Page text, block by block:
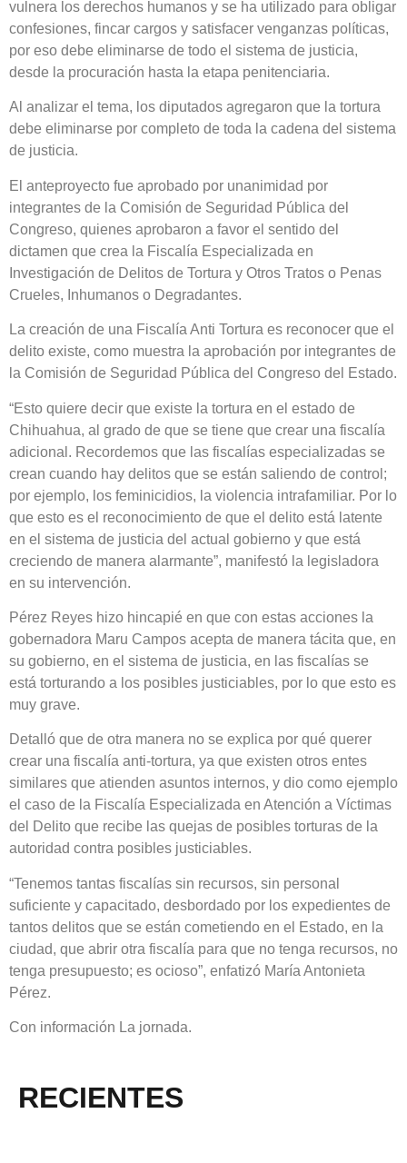
vulnera los derechos humanos y se ha utilizado para obligar
confesiones, fincar cargos y satisfacer venganzas políticas,
por eso debe eliminarse de todo el sistema de justicia,
desde la procuración hasta la etapa penitenciaria.
Al analizar el tema, los diputados agregaron que la tortura
debe eliminarse por completo de toda la cadena del sistema
de justicia.
El anteproyecto fue aprobado por unanimidad por
integrantes de la Comisión de Seguridad Pública del
Congreso, quienes aprobaron a favor el sentido del
dictamen que crea la Fiscalía Especializada en
Investigación de Delitos de Tortura y Otros Tratos o Penas
Crueles, Inhumanos o Degradantes.
La creación de una Fiscalía Anti Tortura es reconocer que el
delito existe, como muestra la aprobación por integrantes de
la Comisión de Seguridad Pública del Congreso del Estado.
“Esto quiere decir que existe la tortura en el estado de
Chihuahua, al grado de que se tiene que crear una fiscalía
adicional. Recordemos que las fiscalías especializadas se
crean cuando hay delitos que se están saliendo de control;
por ejemplo, los feminicidios, la violencia intrafamiliar. Por lo
que esto es el reconocimiento de que el delito está latente
en el sistema de justicia del actual gobierno y que está
creciendo de manera alarmante”, manifestó la legisladora
en su intervención.
Pérez Reyes hizo hincapié en que con estas acciones la
gobernadora Maru Campos acepta de manera tácita que, en
su gobierno, en el sistema de justicia, en las fiscalías se
está torturando a los posibles justiciables, por lo que esto es
muy grave.
Detalló que de otra manera no se explica por qué querer
crear una fiscalía anti-tortura, ya que existen otros entes
similares que atienden asuntos internos, y dio como ejemplo
el caso de la Fiscalía Especializada en Atención a Víctimas
del Delito que recibe las quejas de posibles torturas de la
autoridad contra posibles justiciables.
“Tenemos tantas fiscalías sin recursos, sin personal
suficiente y capacitado, desbordado por los expedientes de
tantos delitos que se están cometiendo en el Estado, en la
ciudad, que abrir otra fiscalía para que no tenga recursos, no
tenga presupuesto; es ocioso”, enfatizó María Antonieta
Pérez.
Con información La jornada.
RECIENTES